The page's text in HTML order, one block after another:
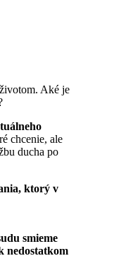
Aké je
chcenie, ale
ducha po
ktorý v
smieme
nedostatkom